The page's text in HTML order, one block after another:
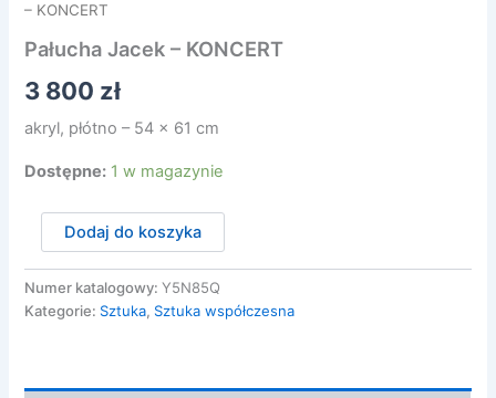
– KONCERT
Pałucha Jacek – KONCERT
3 800 zł
akryl, płótno – 54 x 61 cm
Dostępne: 1 w magazynie
Pałucha
Jacek
-
KONCERT
Dodaj do koszyka
Numer katalogowy:Y5N85Q
Kategorie: Sztuka, Sztuka współczesna